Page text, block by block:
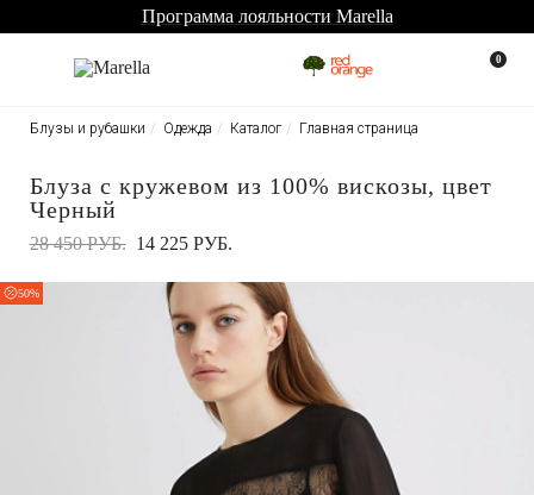
Программа лояльности Marella
0
Главная страница
Каталог
Одежда
Блузы и рубашки
Блуза с кружевом из 100% вискозы, цвет
Черный
28 450 РУБ. 14 225 РУБ.
50%